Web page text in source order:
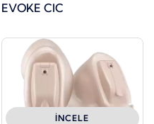
EVOKE CIC
İNCELE